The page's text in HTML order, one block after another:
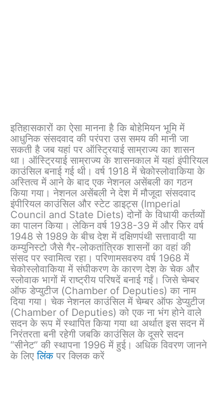
इतिहासकारों का ऐसा मानना है कि बोहेमियन भूमि में
आधुनिक संसदवाद की परंपरा उस समय की मानी जा
सकती है जब यहां पर ऑस्ट्रियाई साम्राज्य का शासन
था। ऑस्ट्रियाई साम्राज्य के शासनकाल में यहां इंपीरियल
काउंसिल बनाई गई थी। वर्ष 1918 में चेकोस्लोवाकिया के
अस्तित्व में आने के बाद एक नेशनल असेंबली का गठन
किया गया। नेशनल असेंबली ने देश में मौजूदा संसदवाद
इंपीरियल काउंसिल और स्टेट डाइट्स (Imperial
Council and State Diets) दोनों के विधायी कर्तव्यों
का पालन किया। लेकिन वर्ष 1938-39 में और फिर वर्ष
1948 से 1989 के बीच देश में दक्षिणपंथी सत्तावादी या
कम्युनिस्टो जैसे गैर-लोकतांत्रिक शासनों का वहां की
संसद पर स्वामित्व रहा। परिणामसवरुप वर्ष 1968 में
चेकोस्लोवाकिया में संघीकरण के कारण देश के चेक और
स्लोवाक भागों में राष्ट्रीय परिषदें बनाई गईं। जिसे चेम्बर
ऑफ डेप्युटीज (Chamber of Deputies) का नाम
दिया गया। चेक नेशनल काउंसिल में चेम्बर ऑफ डेप्युटीज
(Chamber of Deputies) को एक ना भंग होने वाले
सदन के रूप में स्थापित किया गया था अर्थात इस सदन में
निरंतरता बनी रहेगी जबकि काउंसिल के दूसरे सदन
“सीनेट” की स्थापना 1996 में हुई। अधिक विवरण जानने
के लिएलिंकपर क्लिक करें